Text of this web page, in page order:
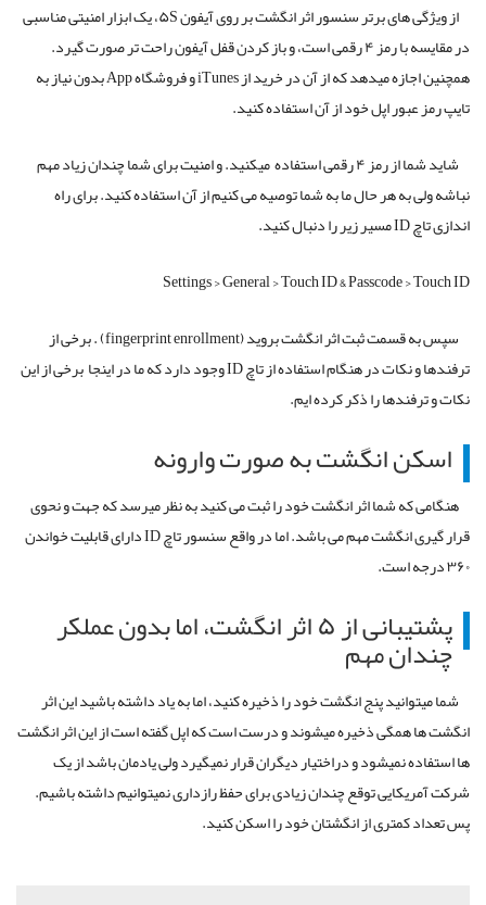
از ویژگی های برتر سنسور اثر انگشت بر روی آیفون ۵S، یک ابزار امنیتی مناسبی
در مقایسه با رمز ۴ رقمی است، و باز کردن قفل آیفون راحت تر صورت گیرد.
همچنین اجازه می­دهد که از آن در خرید از iTunes و فروشگاه App بدون نیاز به
تایپ رمز عبور اپل خود از آن استفاده کنید.
شاید شما از رمز ۴ رقمی استفاده می­کنید. و امنیت برای شما چندان زیاد مهم
نباشه ولی به هر حال ما به شما توصیه می کنیم از آن استفاده کنید. برای راه
اندازی تاچ ID مسیر زیر را دنبال کنید.
Settings > General > Touch ID & Passcode > Touch ID
سپس به قسمت ثبت اثر انگشت بروید (fingerprint enrollment) . برخی از
ترفندها و نکات در هنگام استفاده از تاچ ID وجود دارد که ما در اینجا برخی از این
نکات و ترفندها را ذکر کرده ایم.
اسکن انگشت به صورت وارونه
هنگامی که شما اثر انگشت خود را ثبت می کنید به نظر می­رسد که جهت و نحوی
قرار گیری انگشت مهم می باشد. اما در واقع سنسور تاچ ID دارای قابلیت خواندن
۳۶۰ درجه است.
پشتیبانی از ۵ اثر انگشت، اما بدون عملکر
چندان مهم
شما می­توانید پنج انگشت خود را ذخیره کنید، اما به یاد داشته باشید این اثر
انگشت ها همگی ذخیره می­شوند و درست است که اپل گفته است از این اثر انگشت
ها استفاده نمی­شود و دراختیار دیگران قرار نمی­گیرد ولی یادمان باشد از یک
شرکت آمریکایی توقع چندان زیادی برای حفظ رازداری نمی­توانیم داشته باشیم.
پس تعداد کمتری از انگشتان خود را اسکن کنید.